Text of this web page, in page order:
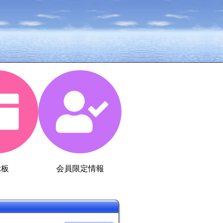
会員限定情報